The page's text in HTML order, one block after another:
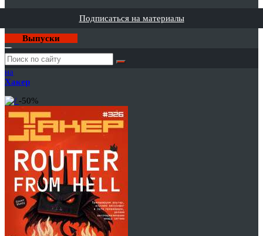
Подписаться на материалы
Выпуски
Годовая
подписка
на
Хакер
-50%